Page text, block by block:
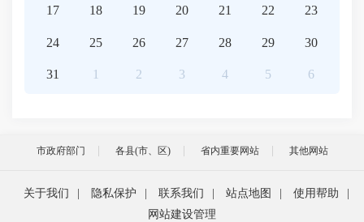
17 18 19 20 21 22 23
24 25 26 27 28 29 30
31 1 2 3 4 5 6
市政府部门 各县(市、区) 省内重要网站 其他网站
关于我们 隐私保护 联系我们 站点地图 使用帮助
网站建设管理